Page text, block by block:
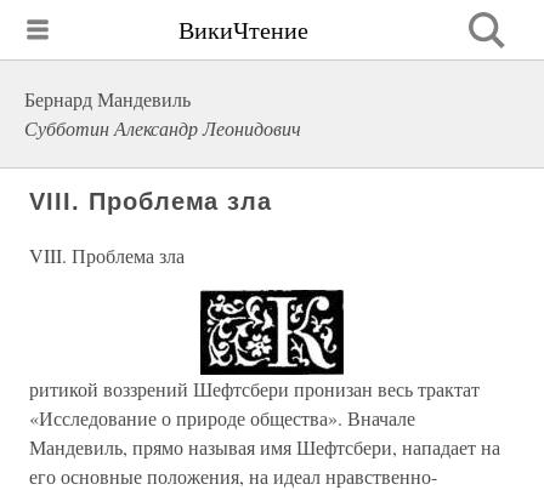
ВикиЧтение
Бернард Мандевиль
Субботин Александр Леонидович
VIII. Проблема зла
VIII. Проблема зла
ритикой воззрений Шефтсбери пронизан весь трактат
«Исследование о природе общества». Вначале
Мандевиль, прямо называя имя Шефтсбери, нападает на
его основные положения, на идеал нравственно-